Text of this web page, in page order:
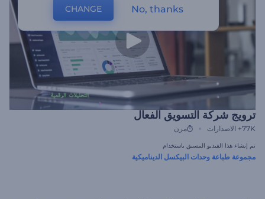
ترويج شركة التسويق الفعال
77K+ الاصدارات مرن
تم إنشاء هذا الفيديو المسبق باستخدام
مجموعة طباعة وحدات البيكسل الديناميكية
CHANGE No, thanks